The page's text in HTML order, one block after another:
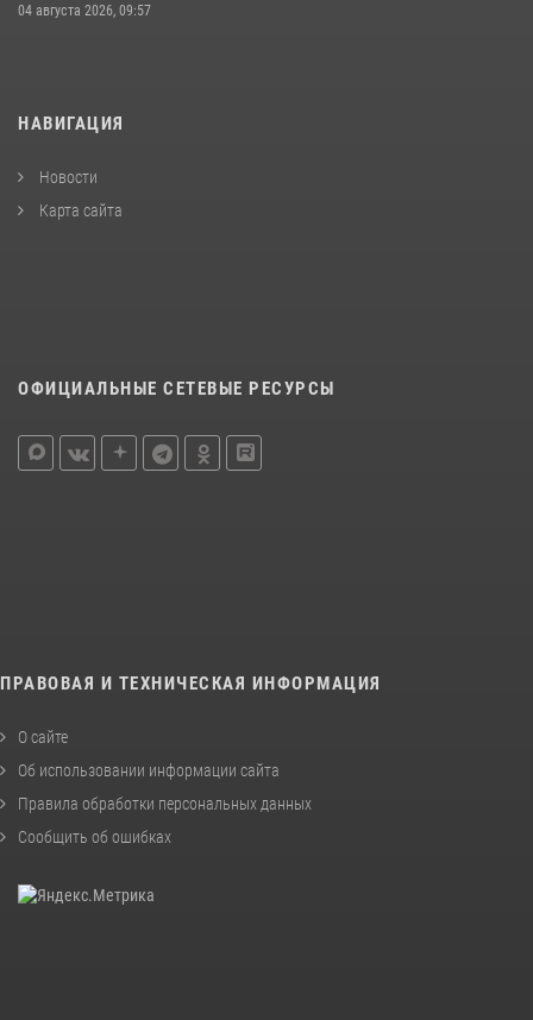
04 августа 2026, 09:57
НАВИГАЦИЯ
Новости
Карта сайта
ОФИЦИАЛЬНЫЕ СЕТЕВЫЕ РЕСУРСЫ
ПРАВОВАЯ И ТЕХНИЧЕСКАЯ ИНФОРМАЦИЯ
О сайте
Об использовании информации сайта
Правила обработки персональных данных
Сообщить об ошибках